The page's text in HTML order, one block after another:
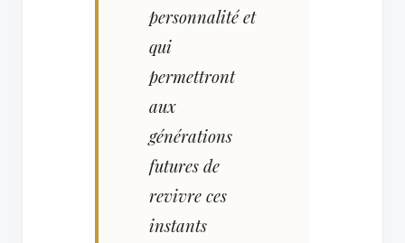
personnalité et
qui
permettront
aux
générations
futures de
revivre ces
instants